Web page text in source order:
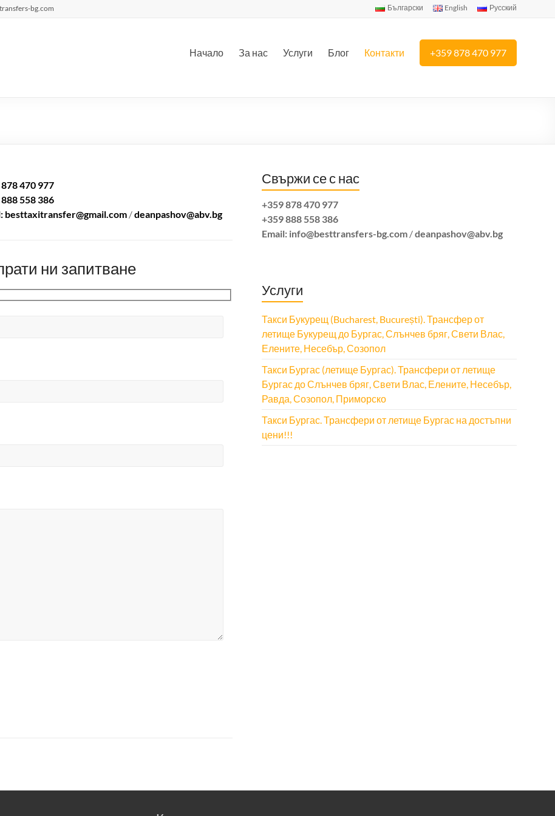
bg.com Български English Русский
Начало За нас Услуги Блог Контакти +359 878 470 977
470 977
558 386
besttaxitransfer@gmail.com /deanpashov@abv.bg
ни запитване
Свържи се с нас
+359 878 470 977
+359 888 558 386
Email: info@besttransfers-bg.com /deanpashov@abv.bg
Услуги
Такси Букурещ (Bucharest, București). Трансфер от
летище Букурещ до Бургас, Слънчев бряг, Свети Влас,
Елените, Несебър, Созопол
Такси Бургас (летище Бургас). Трансфери от летище
Бургас до Слънчев бряг, Свети Влас, Елените, Несебър,
Равда, Созопол, Приморско
Такси Бургас. Трансфери от летище Бургас на достъпни
цени!!!